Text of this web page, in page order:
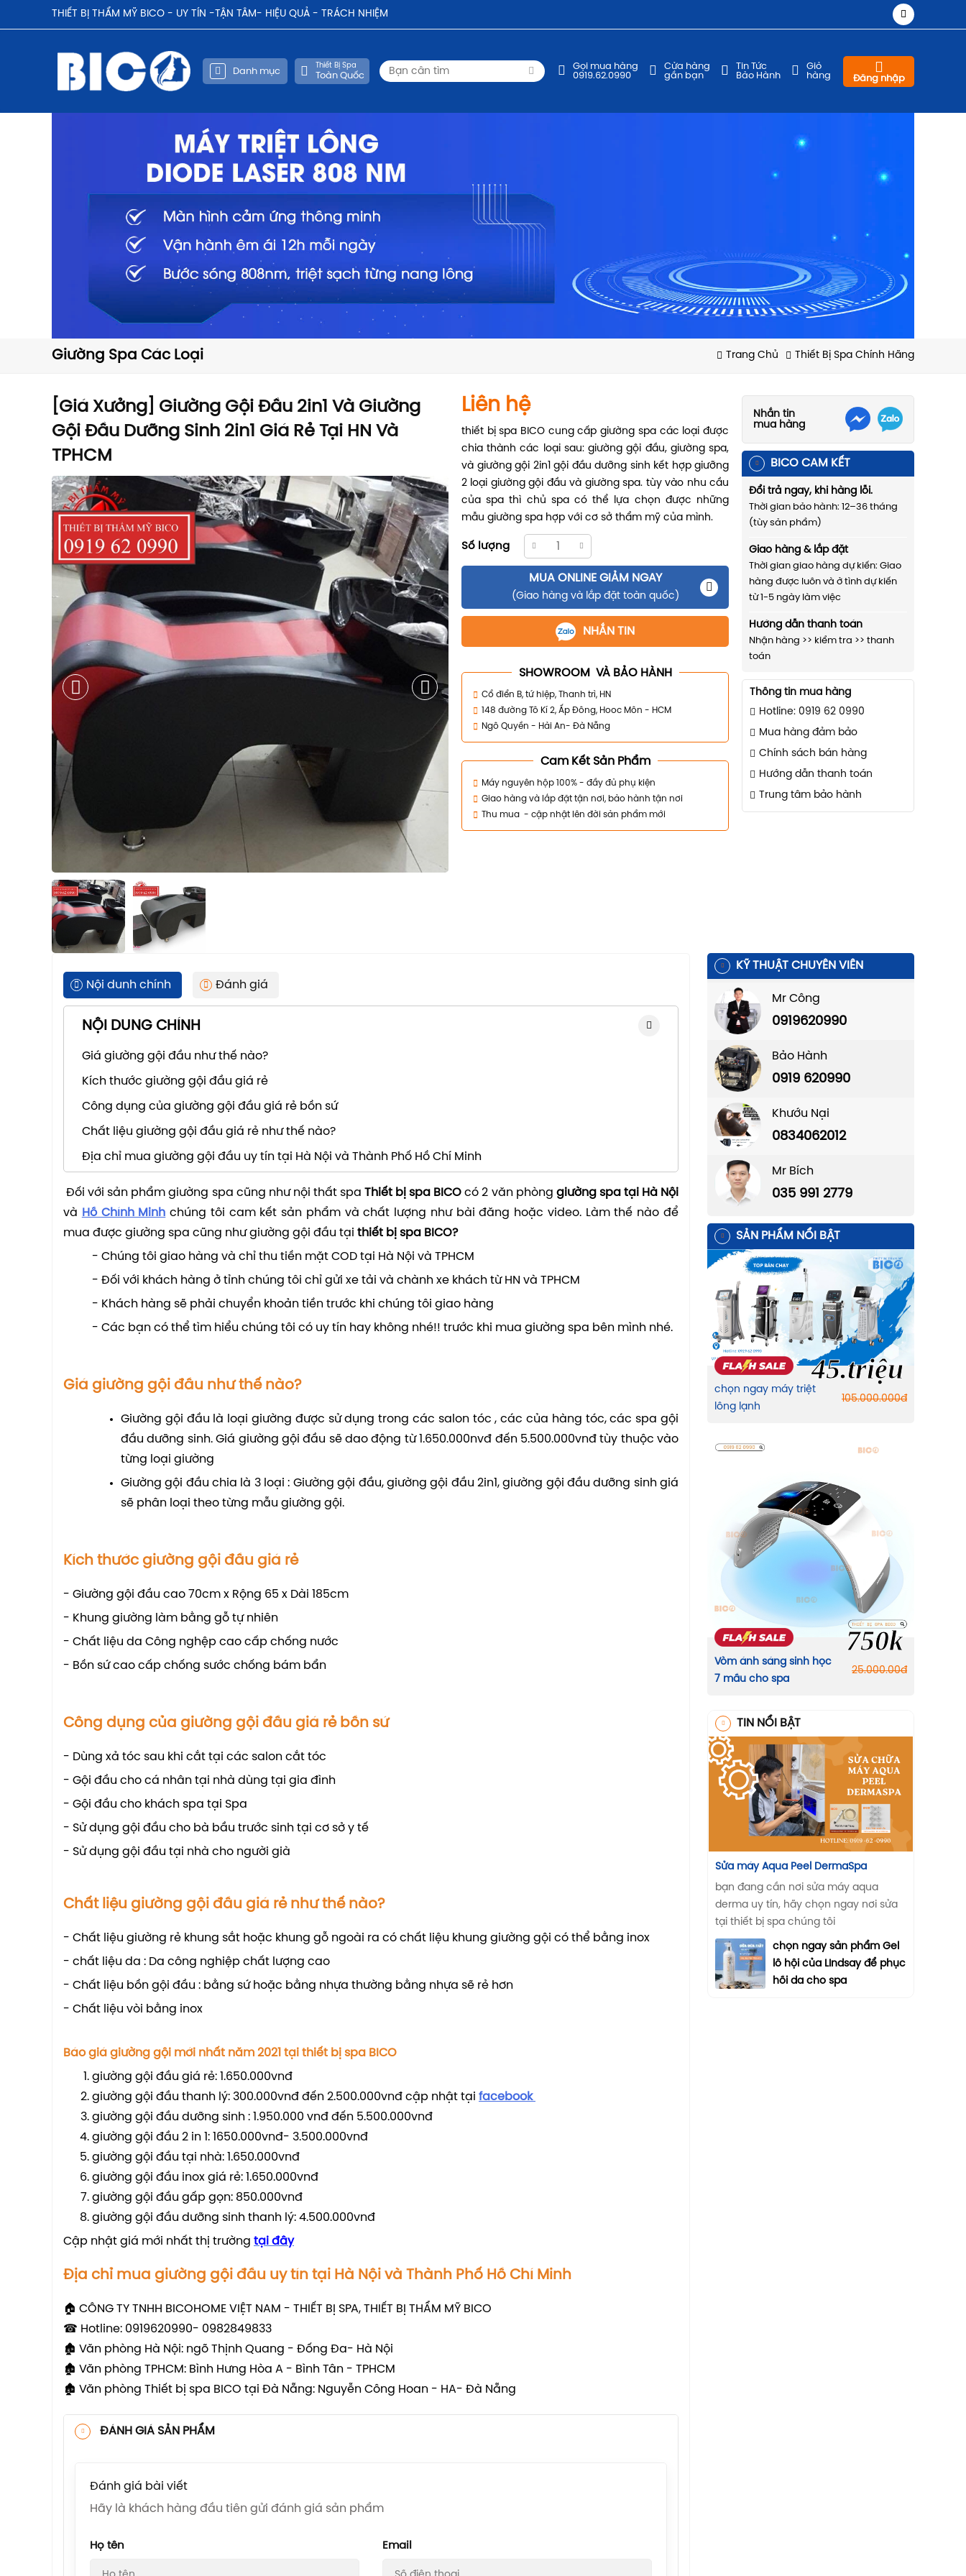
THIẾT BỊ THẨM MỸ BICO - UY TÍN -TẬN TÂM- HIỆU QUẢ - TRÁCH NHIỆM
Danh mục
Thiết Bị Spa
Toàn Quốc
Gọi mua hàng
0919.62.0990
Cửa hàng
gần bạn
Tin Tức
Bảo Hành
Giỏ
hàng
Đăng nhập
Giường Spa Các Loại Trang Chủ Thiết Bị Spa Chính Hãng
[Giá Xưởng] Giường Gội Đầu 2in1 Và Giường
Gội Đầu Dưỡng Sinh 2in1 Giá Rẻ Tại HN Và
TPHCM
Liên hệ
thiết bị spa BICO cung cấp giường spa các loại được
chia thành các loại sau: giường gội đầu, giường spa,
và giường gội 2in1 gội đầu dưỡng sinh kết hợp giưỡng
2 loại giường gội đầu và giường spa. tùy vào nhu cầu
của spa thì chủ spa có thể lựa chọn được những
mẫu giường spa hợp với cơ sở thẩm mỹ của mình.
Số lượng
MUA ONLINE GIẢM NGAY
(Giao hàng và lắp đặt toàn quốc)
NHẮN TIN
SHOWROOM VÀ BẢO HÀNH
Cổ điển B, tứ hiệp, Thanh trì, HN
148 đường Tô Kí 2, Ấp Đông, Hooc Môn - HCM
Ngô Quyền - Hải An- Đà Nẵng
Cam Kết Sản Phẩm
Máy nguyên hộp 100% - đầy đủ phụ kiện
Giao hàng và lắp đặt tận nơi, bảo hành tận nơi
Thu mua - cập nhật lên đời sản phẩm mới
Nhắn tin
mua hàng
BICO CAM KẾT
Đổi trả ngay, khi hàng lỗi.
Thời gian bảo hành: 12–36 tháng
(tùy sản phẩm)
Giao hàng & lắp đặt
Thời gian giao hàng dự kiến: Giao
hàng được luôn và ở tình dự kiến
từ 1-5 ngày làm việc
Hướng dẫn thanh toán
Nhận hàng >> kiểm tra >> thanh
toán
Thông tin mua hàng
Hotline: 0919 62 0990
Mua hàng đảm bảo
Chính sách bán hàng
Hướng dẫn thanh toán
Trung tâm bảo hành
Nội dunh chính Đánh giá
NỘI DUNG CHÍNH
Giá giường gội đầu như thế nào?
Kích thước giường gội đầu giá rẻ
Công dụng của giường gội đầu giá rẻ bồn sứ
Chất liệu giường gội đầu giá rẻ như thế nào?
Địa chỉ mua giường gội đầu uy tín tại Hà Nội và Thành Phố Hồ Chí Minh
Đối với sản phẩm giường spa cũng như nội thất spa Thiết bị spa BICO có 2 văn phòng giường spa tại Hà Nội
và Hồ Chính Minh chúng tôi cam kết sản phẩm và chất lượng như bài đăng hoặc video. Làm thế nào để
mua được giường spa cũng như giường gội đầu tại thiết bị spa BICO?
- Chúng tôi giao hàng và chỉ thu tiền mặt COD tại Hà Nội và TPHCM
- Đối với khách hàng ở tỉnh chúng tôi chỉ gửi xe tải và chành xe khách từ HN và TPHCM
- Khách hàng sẽ phải chuyển khoản tiền trước khi chúng tôi giao hàng
- Các bạn có thể tìm hiểu chúng tôi có uy tín hay không nhé!! trước khi mua giường spa bên mình nhé.
Giá giường gội đầu như thế nào?
Giường gội đầu là loại giường được sử dụng trong các salon tóc , các của hàng tóc, các spa gội
đầu dưỡng sinh. Giá giường gội đầu sẽ dao động từ 1.650.000nvđ đến 5.500.000vnđ tùy thuộc vào
từng loại giường
Giường gội đầu chia là 3 loại : Giường gội đầu, giường gội đầu 2in1, giường gội đầu dưỡng sinh giá
sẽ phân loại theo từng mẫu giường gội.
Kích thước giường gội đầu giá rẻ
- Giường gội đầu cao 70cm x Rộng 65 x Dài 185cm
- Khung giường làm bằng gỗ tự nhiên
- Chất liệu da Công nghệp cao cấp chống nước
- Bồn sứ cao cấp chống sước chống bám bẩn
Công dụng của giường gội đầu giá rẻ bồn sứ
- Dùng xả tóc sau khi cắt tại các salon cắt tóc
- Gội đầu cho cá nhân tại nhà dùng tại gia đình
- Gội đầu cho khách spa tại Spa
- Sử dụng gội đầu cho bà bầu trước sinh tại cơ sở y tế
- Sử dụng gội đầu tại nhà cho người già
Chất liệu giường gội đầu giá rẻ như thế nào?
- Chất liệu giường rẻ khung sắt hoặc khung gỗ ngoài ra có chất liệu khung giường gội có thể bằng inox
- chất liệu da : Da công nghiệp chất lượng cao
- Chất liệu bồn gội đầu : bằng sứ hoặc bằng nhựa thường bằng nhựa sẽ rẻ hơn
- Chất liệu vòi bằng inox
Báo giá giường gội mới nhất năm 2021 tại thiết bị spa BICO
giường gội đầu giá rẻ: 1.650.000vnđ
giường gội đầu thanh lý: 300.000vnđ đến 2.500.000vnđ cập nhật tại facebook
giường gội đầu dưỡng sinh : 1.950.000 vnđ đến 5.500.000vnđ
giường gội đầu 2 in 1: 1650.000vnđ- 3.500.000vnđ
giường gội đầu tại nhà: 1.650.000vnđ
giường gội đầu inox giá rẻ: 1.650.000vnđ
giường gội đầu gấp gọn: 850.000vnđ
giường gội đầu dưỡng sinh thanh lý: 4.500.000vnđ
Cập nhật giá mới nhất thị trường tại đây
Địa chỉ mua giường gội đầu uy tín tại Hà Nội và Thành Phố Hồ Chí Minh
🏠 CÔNG TY TNHH BICOHOME VIỆT NAM - THIẾT BỊ SPA, THIẾT BỊ THẨM MỸ BICO
☎ Hotline: 0919620990- 0982849833
🏚 Văn phòng Hà Nội: ngõ Thịnh Quang - Đống Đa- Hà Nội
🏚 Văn phòng TPHCM: Bình Hưng Hòa A - Bình Tân - TPHCM
🏚 Văn phòng Thiết bị spa BICO tại Đà Nẵng: Nguyễn Công Hoan - HA- Đà Nẵng
ĐÁNH GIÁ SẢN PHẨM
Đánh giá bài viết
Hãy là khách hàng đầu tiên gửi đánh giá sản phẩm
Họ tên Email
KỸ THUẬT CHUYÊN VIÊN
Mr Công
0919620990
Bảo Hành
0919 620990
Khướu Nại
0834062012
Mr Bích
035 991 2779
SẢN PHẨM NỔI BẬT
45.triệu
chọn ngay máy triệt
lông lạnh
105.000.000đ
750k
Vòm ánh sáng sinh học
7 mầu cho spa
25.000.00đ
TIN NỔI BẬT
Sửa máy Aqua Peel DermaSpa
bạn đang cần nơi sửa máy aqua
derma uy tín, hãy chọn ngay nơi sửa
tại thiết bị spa chúng tôi
chọn ngay sản phẩm Gel
lô hội của LIndsay để phục
hồi da cho spa